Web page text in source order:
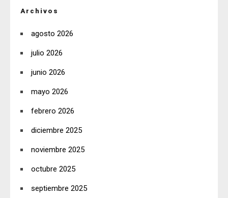
Archivos
agosto 2026
julio 2026
junio 2026
mayo 2026
febrero 2026
diciembre 2025
noviembre 2025
octubre 2025
septiembre 2025